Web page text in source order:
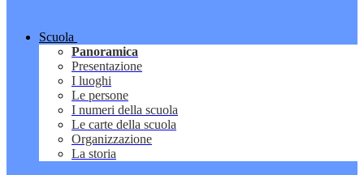
Scuola
Panoramica
Presentazione
I luoghi
Le persone
I numeri della scuola
Le carte della scuola
Organizzazione
La storia